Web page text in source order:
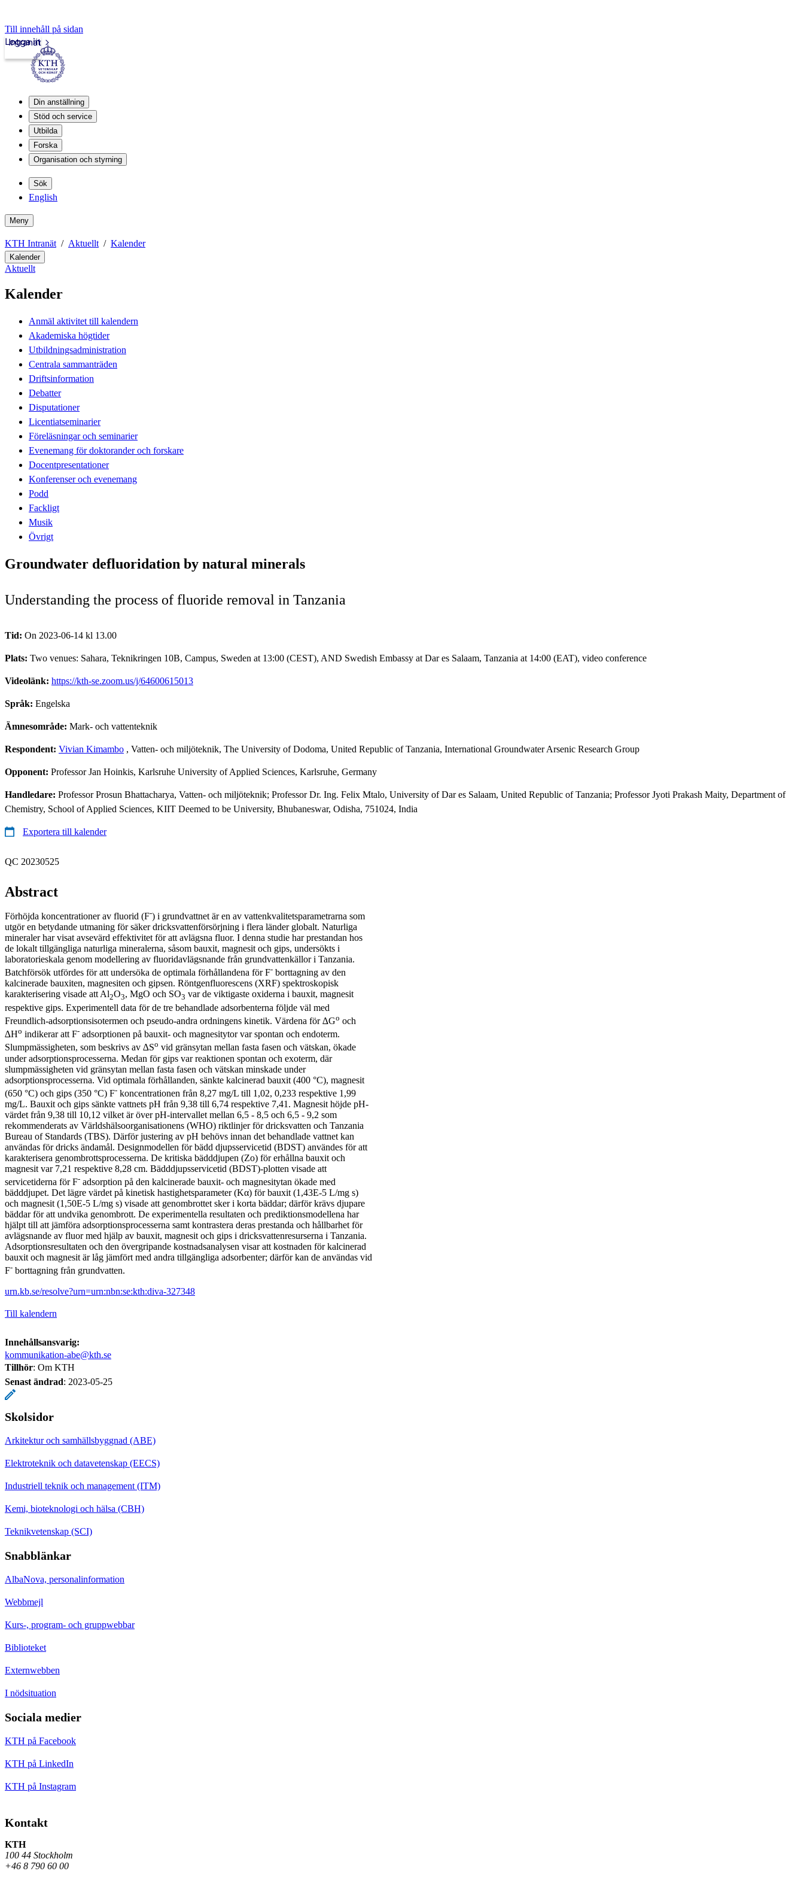
Till innehåll på sidan
Intranät
Logga in
Din anställning
Stöd och service
Utbilda
Forska
Organisation och styrning
Sök
English
Meny
KTH Intranät Aktuellt Kalender
Kalender
Aktuellt
Kalender
Anmäl aktivitet till kalendern
Akademiska högtider
Utbildningsadministration
Centrala sammanträden
Driftsinformation
Debatter
Disputationer
Licentiatseminarier
Föreläsningar och seminarier
Evenemang för doktorander och forskare
Docentpresentationer
Konferenser och evenemang
Podd
Fackligt
Musik
Övrigt
Groundwater defluoridation by natural minerals
Understanding the process of fluoride removal in Tanzania
Tid: On 2023-06-14 kl 13.00
Plats: Two venues: Sahara, Teknikringen 10B, Campus, Sweden at 13:00 (CEST), AND Swedish Embassy at Dar es Salaam, Tanzania at 14:00 (EAT), video conference
Videolänk: https://kth-se.zoom.us/j/64600615013
Språk: Engelska
Ämnesområde: Mark- och vattenteknik
Respondent: Vivian Kimambo , Vatten- och miljöteknik, The University of Dodoma, United Republic of Tanzania, International Groundwater Arsenic Research Group
Opponent: Professor Jan Hoinkis, Karlsruhe University of Applied Sciences, Karlsruhe, Germany
Handledare: Professor Prosun Bhattacharya, Vatten- och miljöteknik; Professor Dr. Ing. Felix Mtalo, University of Dar es Salaam, United Republic of Tanzania; Professor Jyoti Prakash Maity, Department of
Chemistry, School of Applied Sciences, KIIT Deemed to be University, Bhubaneswar, Odisha, 751024, India
Exportera till kalender
QC 20230525
Abstract
Förhöjda koncentrationer av fluorid (F-) i grundvattnet är en av vattenkvalitetsparametrarna som
utgör en betydande utmaning för säker dricksvattenförsörjning i flera länder globalt. Naturliga
mineraler har visat avsevärd effektivitet för att avlägsna fluor. I denna studie har prestandan hos
de lokalt tillgängliga naturliga mineralerna, såsom bauxit, magnesit och gips, undersökts i
laboratorieskala genom modellering av fluoridavlägsnande från grundvattenkällor i Tanzania.
Batchförsök utfördes för att undersöka de optimala förhållandena för F- borttagning av den
kalcinerade bauxiten, magnesiten och gipsen. Röntgenfluorescens (XRF) spektroskopisk
karakterisering visade att Al2O3, MgO och SO3 var de viktigaste oxiderna i bauxit, magnesit
respektive gips. Experimentell data för de tre behandlade adsorbenterna följde väl med
Freundlich-adsorptionsisotermen och pseudo-andra ordningens kinetik. Värdena för ∆Go och
∆Ho indikerar att F- adsorptionen på bauxit- och magnesitytor var spontan och endoterm.
Slumpmässigheten, som beskrivs av ∆So vid gränsytan mellan fasta fasen och vätskan, ökade
under adsorptionsprocesserna. Medan för gips var reaktionen spontan och exoterm, där
slumpmässigheten vid gränsytan mellan fasta fasen och vätskan minskade under
adsorptionsprocesserna. Vid optimala förhållanden, sänkte kalcinerad bauxit (400 °C), magnesit
(650 °C) och gips (350 °C) F- koncentrationen från 8,27 mg/L till 1,02, 0,233 respektive 1,99
mg/L. Bauxit och gips sänkte vattnets pH från 9,38 till 6,74 respektive 7,41. Magnesit höjde pH-
värdet från 9,38 till 10,12 vilket är över pH-intervallet mellan 6,5 - 8,5 och 6,5 - 9,2 som
rekommenderats av Världshälsoorganisationens (WHO) riktlinjer för dricksvatten och Tanzania
Bureau of Standards (TBS). Därför justering av pH behövs innan det behandlade vattnet kan
användas för dricks ändamål. Designmodellen för bädd djupsservicetid (BDST) användes för att
karakterisera genombrottsprocesserna. De kritiska bädddjupen (Zo) för erhållna bauxit och
magnesit var 7,21 respektive 8,28 cm. Bädddjupsservicetid (BDST)-plotten visade att
servicetiderna för F- adsorption på den kalcinerade bauxit- och magnesitytan ökade med
bädddjupet. Det lägre värdet på kinetisk hastighetsparameter (Kα) för bauxit (1,43E-5 L/mg s)
och magnesit (1,50E-5 L/mg s) visade att genombrottet sker i korta bäddar; därför krävs djupare
bäddar för att undvika genombrott. De experimentella resultaten och prediktionsmodellena har
hjälpt till att jämföra adsorptionsprocesserna samt kontrastera deras prestanda och hållbarhet för
avlägsnande av fluor med hjälp av bauxit, magnesit och gips i dricksvattenresurserna i Tanzania.
Adsorptionsresultaten och den övergripande kostnadsanalysen visar att kostnaden för kalcinerad
bauxit och magnesit är låg jämfört med andra tillgängliga adsorbenter; därför kan de användas vid
F- borttagning från grundvatten.
urn.kb.se/resolve?urn=urn:nbn:se:kth:diva-327348
Till kalendern
Innehållsansvarig:
kommunikation-abe@kth.se
Tillhör: Om KTH
Senast ändrad: 2023-05-25
Skolsidor
Arkitektur och samhällsbyggnad (ABE)
Elektroteknik och datavetenskap (EECS)
Industriell teknik och management (ITM)
Kemi, bioteknologi och hälsa (CBH)
Teknikvetenskap (SCI)
Snabblänkar
AlbaNova, personalinformation
Webbmejl
Kurs-, program- och gruppwebbar
Biblioteket
Externwebben
I nödsituation
Sociala medier
KTH på Facebook
KTH på LinkedIn
KTH på Instagram
Kontakt
KTH
100 44 Stockholm
+46 8 790 60 00